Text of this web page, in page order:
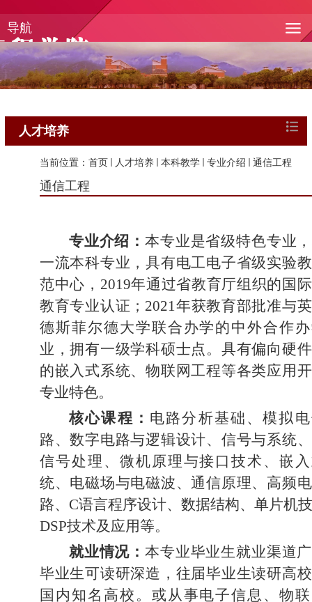
导航
人才培养
当前位置： 首页 人才培养 本科教学 专业介绍 通信工程
通信工程
专业介绍：本专业是省级特色专业
一流本科专业，具有电工电子省级实验
范中心，2019年通过省教育厅组织的国
教育专业认证；2021年获教育部批准与
德斯菲尔德大学联合办学的中外合作
业，拥有一级学科硕士点。具有偏向硬
的嵌入式系统、物联网工程等各类应用
专业特色。
核心课程： 电路分析基础、模拟
路、数字电路与逻辑设计、信号与系统
信号处理、微机原理与接口技术、嵌
统、电磁场与电磁波、通信原理、高频
路、C语言程序设计、数据结构、单片机
DSP技术及应用等。
就业情况：本专业毕业生就业渠道
毕业生可读研深造，往届毕业生读研高
国内知名高校。或从事电子信息、物